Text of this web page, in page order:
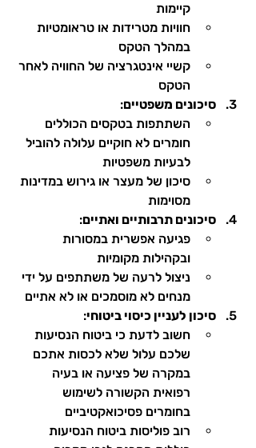
קיימות
חוויות מטרידות או טראומטיות
במהלך הטקס
קשיי אינטגרציה של החוויה לאחר
הטקס
סיכונים משפטיים:
השתתפות בטקסים הכוללים
חומרים לא חוקיים עלולה להוביל
לבעיות משפטיות
סיכון של מעצר או גירוש במדינות
מסוימות
סיכונים תרבותיים ואתיים:
פגיעה אפשרית במסורות
ובקהילות מקומיות
ניצול לרעה של משתתפים על ידי
מנחים לא מוסמכים או לא אתיים
סיכון לעניין כיסוי ביטוחי:
חשוב לדעת כי ביטוח הנסיעות
שלכם עלול שלא לכסות אתכם
במקרה של פציעה או בעיה
רפואית הקשורה לשימוש
בחומרים פסיכואקטיביים
רוב פוליסות ביטוח הנסיעות